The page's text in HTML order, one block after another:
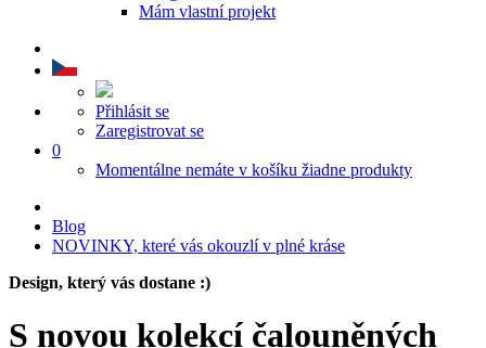
Mám vlastní projekt
Přihlásit se
Zaregistrovat se
0
Momentálne nemáte v košíku žiadne produkty
Blog
NOVINKY, které vás okouzlí v plné kráse
Design, který vás dostane :)
S novou kolekcí čalouněných